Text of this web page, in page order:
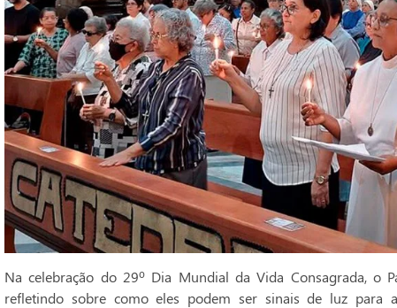
Na celebração do 29º Dia Mundial da Vida Consagrada, o
refletindo sobre como eles podem ser sinais de luz para